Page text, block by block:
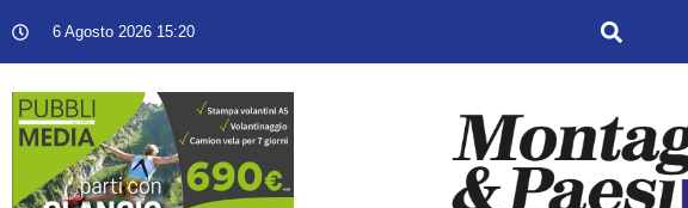
6 Agosto 2026 15:20